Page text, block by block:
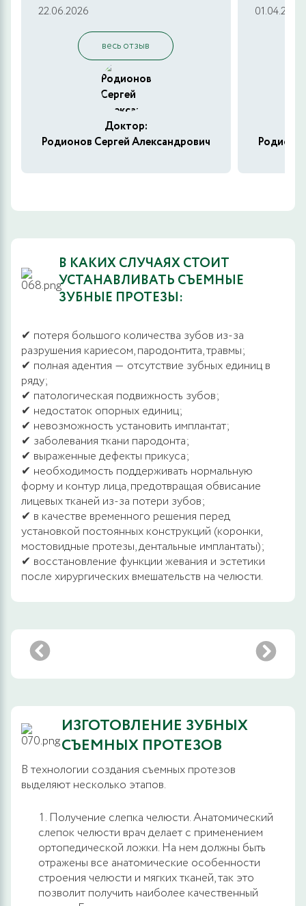
22.06.2026
весь отзыв
Доктор:
Родионов Сергей Александрович
01.04.2026
В КАКИХ СЛУЧАЯХ СТОИТ
УСТАНАВЛИВАТЬ СЪЕМНЫЕ
ЗУБНЫЕ ПРОТЕЗЫ:
✔ потеря большого количества зубов из-за
разрушения кариесом, пародонтита, травмы;
✔ полная адентия ― отсутствие зубных единиц в
ряду;
✔ патологическая подвижность зубов;
✔ недостаток опорных единиц;
✔ невозможность установить имплантат;
✔ заболевания ткани пародонта;
✔ выраженные дефекты прикуса;
✔ необходимость поддерживать нормальную
форму и контур лица, предотвращая обвисание
лицевых тканей из-за потери зубов;
✔ в качестве временного решения перед
установкой постоянных конструкций (коронки,
мостовидные протезы, дентальные имплантаты);
✔ восстановление функции жевания и эстетики
после хирургических вмешательств на челюсти.
ИЗГОТОВЛЕНИЕ ЗУБНЫХ
СЪЕМНЫХ ПРОТЕЗОВ
В технологии создания съемных протезов
выделяют несколько этапов.
Получение слепка челюсти. Анатомический
слепок челюсти врач делает с применением
ортопедической ложки. На нем должны быть
отражены все анатомические особенности
строения челюсти и мягких тканей, так это
позволит получить наиболее качественный